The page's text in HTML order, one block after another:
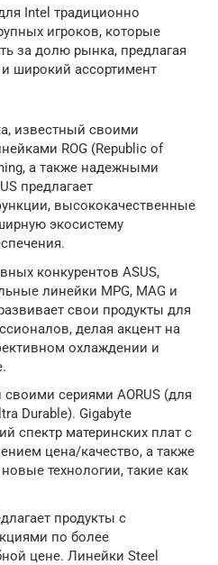
Intel традиционно
игроков, которые
за долю рынка, предлагая
широкий ассортимент
известный своими
ROG (Republic of
а также надежными
предлагает
высококачественные
экосистему
конкурентов ASUS,
линейки MPG, MAG и
свои продукты для
делая акцент на
охлаждении и
своими сериями AORUS (для
Durable). Gigabyte
спектр материнских плат с
цена/качество, а также
технологии, такие как
продукты с
по более
цене. Линейки Steel